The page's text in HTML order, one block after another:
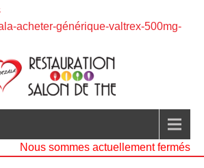
acheter-générique-valtrex-500mg-
Nous sommes actuellement fermés